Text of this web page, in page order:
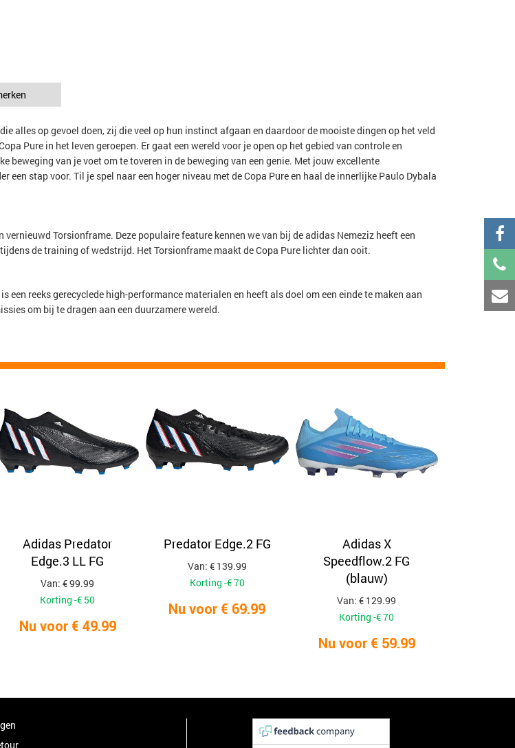
alles op gevoel doen, zij die veel op hun instinct afgaan en daardoor de mooiste dingen op het veld
Pure in het leven geroepen. Er gaat een wereld voor je open op het gebied van controle en
beweging van je voet om te toveren in de beweging van een genie. Met jouw excellente
een stap voor. Til je spel naar een hoger niveau met de Copa Pure en haal de innerlijke Paulo Dybala
vernieuwd Torsionframe. Deze populaire feature kennen we van bij de adidas Nemeziz heeft een
de training of wedstrijd. Het Torsionframe maakt de Copa Pure lichter dan ooit.
een reeks gerecyclede high-performance materialen en heeft als doel om een einde te maken aan
om bij te dragen aan een duurzamere wereld.
Adidas Predator
Edge.3 LL FG
Van: € 99.99
Korting -€ 50
Nu voor € 49.99
Predator Edge.2 FG
Van: € 139.99
Korting -€ 70
Nu voor € 69.99
Adidas X
Speedflow.2 FG
(blauw)
Van: € 129.99
Korting -€ 70
Nu voor € 59.99